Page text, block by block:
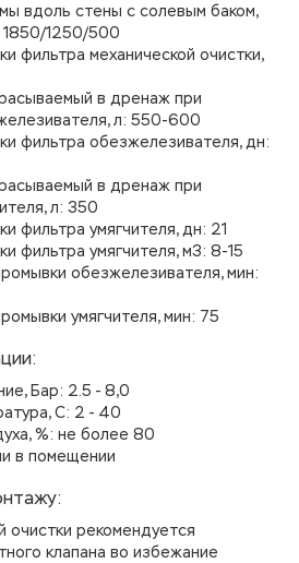
вдоль стены с солевым баком,
1850/1250/500
фильтра механической очистки,
в дренаж при
л: 550-600
фильтра обезжелезивателя, дн:
в дренаж при
л: 350
фильтра умягчителя, дн: 21
фильтра умягчителя, м3: 8-15
обезжелезивателя, мин:
умягчителя, мин: 75
Бар: 2.5 - 8,0
С: 2 - 40
%: не более 80
в помещении
очистки рекомендуется
клапана во избежание